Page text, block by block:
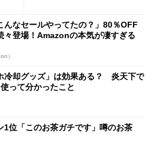
んなセールやってたの？」80％OFF
々登場！Amazonの本気が凄すぎる
）
冷却グッズ」は効果ある？ 炎天下で
って分かったこと
1位「このお茶ガチです」噂のお茶